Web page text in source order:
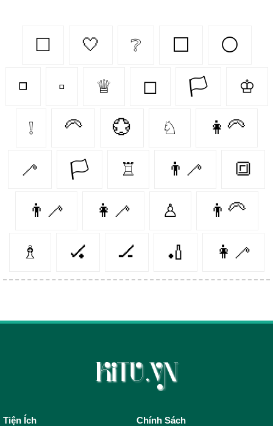
☐ 🤍 ❔ ⬜ ⚪
◽ ▫ ♕ ◻ 🏳 ♔
❕ 🦳 💮 ♘ 👩‍🦳
🦯 🏳️ ♖ 👨‍🦯 🔳
👨‍🦯‍ 👩‍🦯 ♙ 👨‍🦳
♗ 🏑 🏒 🏏 👩‍🦯️
Tiện Ích Chính Sách